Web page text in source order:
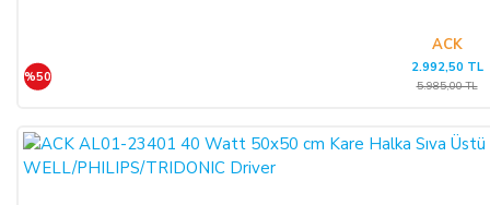
ACK
%50
2.992,50 TL
5.985,00 TL